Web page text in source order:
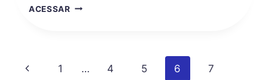
ACESSARCOMO
Navegação
Página
1 … 4 5 6 7